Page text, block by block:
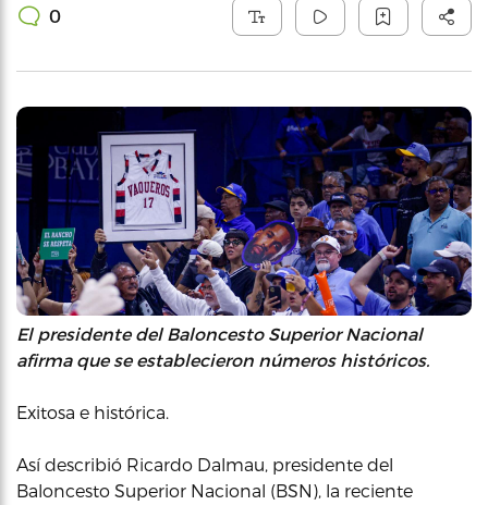
0
El presidente del Baloncesto Superior Nacional
afirma que se establecieron números históricos.
Exitosa e histórica.
Así describió Ricardo Dalmau, presidente del
Baloncesto Superior Nacional (BSN), la reciente